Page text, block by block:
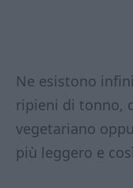
Ne esistono
ripieni di tonno,
vegetariano
più leggero e